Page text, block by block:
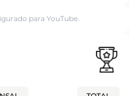
para YouTube.